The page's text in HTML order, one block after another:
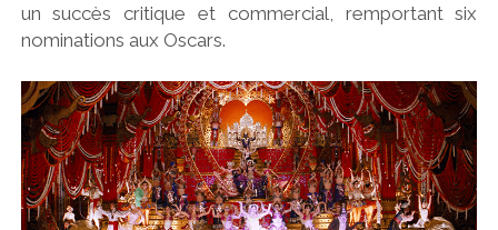
un succès critique et commercial, remportant six
nominations aux Oscars.